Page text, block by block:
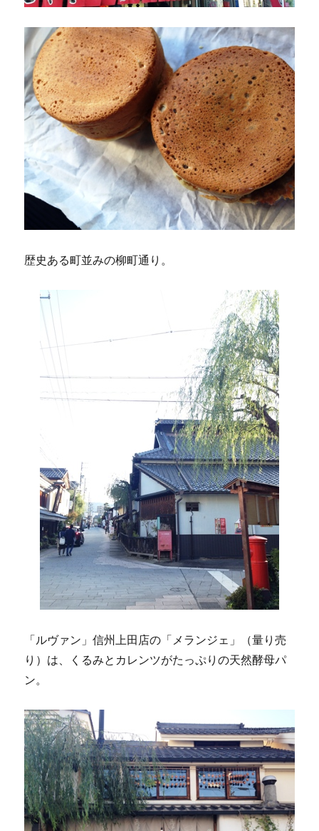
歴史ある町並みの柳町通り。
「ルヴァン」信州上田店の「メランジェ」（量り売
り）は、くるみとカレンツがたっぷりの天然酵母パ
ン。